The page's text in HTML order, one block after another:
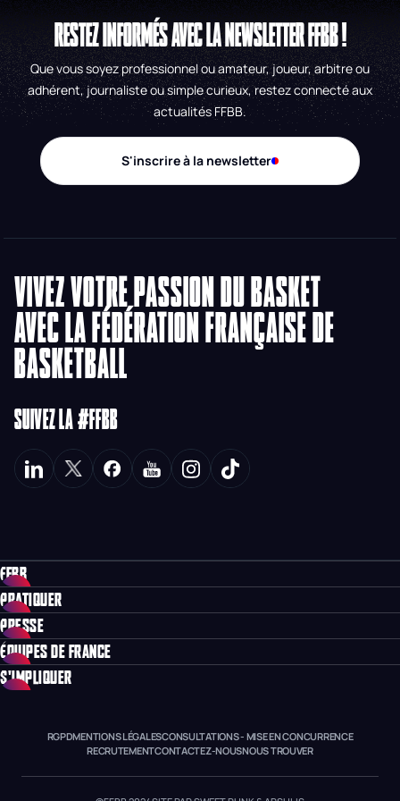
RESTEZ INFORMÉS AVEC LA NEWSLETTER FFBB !
Que vous soyez professionnel ou amateur, joueur, arbitre ou
adhérent, journaliste ou simple curieux, restez connecté aux
actualités FFBB.
S'inscrire à la newsletter
VIVEZ VOTRE PASSION DU BASKET
AVEC LA FÉDÉRATION FRANÇAISE DE
BASKETBALL
SUIVEZ LA #FFBB
FFBB
PRATIQUER
PRESSE
ÉQUIPES DE FRANCE
S'IMPLIQUER
RGPDMENTIONS LÉGALESCONSULTATIONS - MISE EN CONCURRENCE
RECRUTEMENTCONTACTEZ-NOUSNOUS TROUVER